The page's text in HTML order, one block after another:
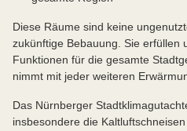
Diese Räume sind keine
zukünftige Bebauung. Sie erfüllen
Funktionen für die gesamte
nimmt mit jeder weiteren
Das Nürnberger
insbesondere die